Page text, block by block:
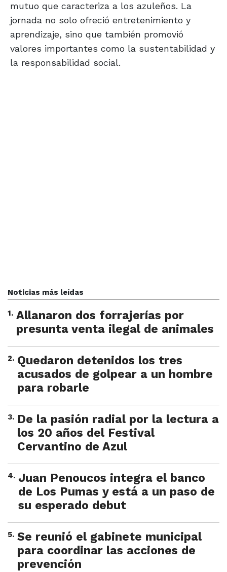
mutuo que caracteriza a los azuleños. La
jornada no solo ofreció entretenimiento y
aprendizaje, sino que también promovió
valores importantes como la sustentabilidad y
la responsabilidad social.
Noticias más leídas
1. Allanaron dos forrajerías por
presunta venta ilegal de animales
2. Quedaron detenidos los tres
acusados de golpear a un hombre
para robarle
3. De la pasión radial por la lectura a
los 20 años del Festival
Cervantino de Azul
4. Juan Penoucos integra el banco
de Los Pumas y está a un paso de
su esperado debut
5. Se reunió el gabinete municipal
para coordinar las acciones de
prevención